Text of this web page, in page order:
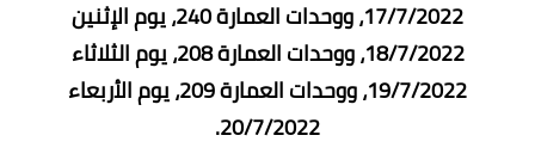
17/7/2022، ووحدات العمارة 240، يوم الإثنين
18/7/2022، ووحدات العمارة 208، يوم الثلاثاء
19/7/2022، ووحدات العمارة 209، يوم الأربعاء
20/7/2022.